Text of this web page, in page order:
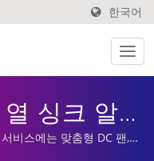
한국어
싱크 알
조업체 |
비스에는 맞춤형 DC 팬,